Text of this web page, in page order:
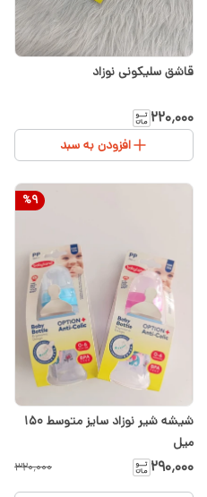
قاشق سلیکونی نوزاد
۲۲۰٬۰۰۰
افزودن به سبد
%9
شیشه شیر نوزاد سایز متوسط ۱۵۰
میل
۲۹۰٬۰۰۰ ۳۲۰٬۰۰۰